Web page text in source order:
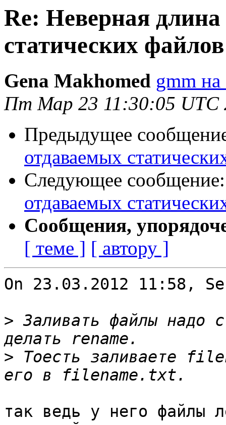
Re: Неверная
статических файлов
Gena Makhomed gmm на
Пт Мар 23 11:30:05 UTC
Предыдущее
отдаваемых
Следующее
отдаваемых
Сообщения,
[ теме ] [ автору ]
On 23.03.2012 11:58,
> Заливать файлы надо
> Тоесть заливаете
так ведь у него файлы